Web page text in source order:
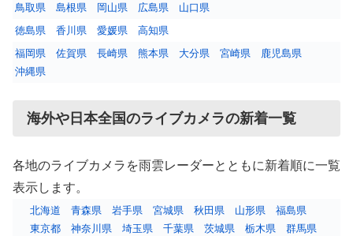
鳥取県
島根県 岡山県 広島県
山口県
徳島県
香川県 愛媛県
高知県
福岡県
佐賀県 長崎県 熊本県 大分県 宮崎県
鹿児島県
沖縄県
海外や日本全国のライブカメラの新着一覧
各地のライブカメラを雨雲レーダーとともに新着順に一覧
表示します。
北海道 青森県 岩手県 宮城県 秋田県 山形県
福島県
東京都
神奈川県 埼玉県 千葉県 茨城県 栃木県
群馬県